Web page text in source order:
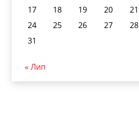
17
18 19 20 21
24
25 26 27 28
31
« Лип